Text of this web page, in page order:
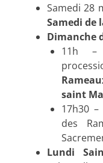
Samedi 28
Samedi de
Dimanche
11h –
saint
17h30
des
Lundi